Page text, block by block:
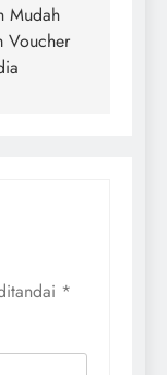
Mudah
Voucher
*